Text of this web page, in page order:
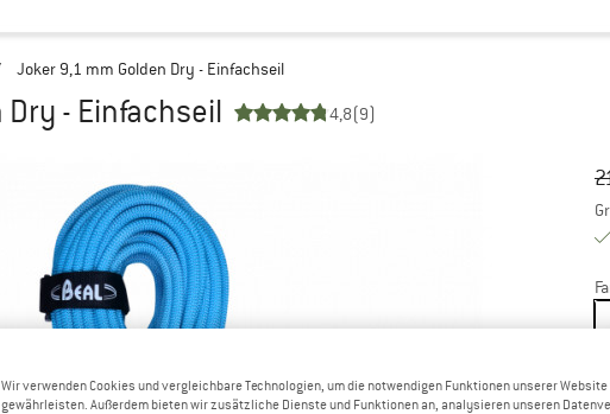
Joker 9,1 mm Golden Dry - Einfachseil
Dry - Einfachseil 4,8(9)
Wir verwenden Cookies und vergleichbare Technologien, um die notwendigen Funktionen unserer Website
gewährleisten. Außerdem bieten wir zusätzliche Dienste und Funktionen an, analysieren unseren